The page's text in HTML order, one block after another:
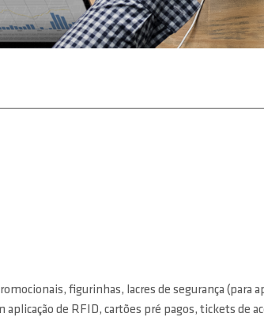
figurinhas, lacres de segurança (para
de RFID, cartões pré pagos, tickets de